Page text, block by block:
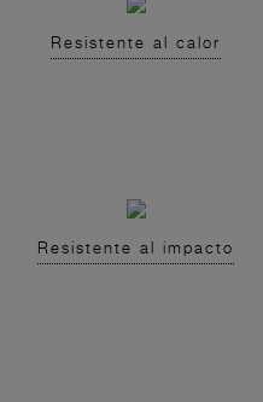
Resistente al calor
Resistente al impacto